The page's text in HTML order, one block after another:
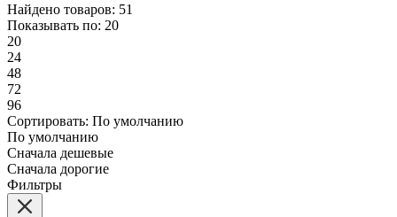
Найдено товаров: 51
Показывать по: 20
20
24
48
72
96
Сортировать: По умолчанию
По умолчанию
Сначала дешевые
Сначала дорогие
Фильтры